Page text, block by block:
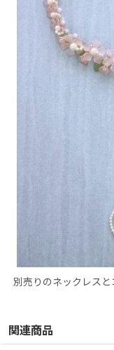
別売りのネックレス
関連商品